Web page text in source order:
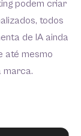
podem criar
todos
de IA ainda
até mesmo
marca.